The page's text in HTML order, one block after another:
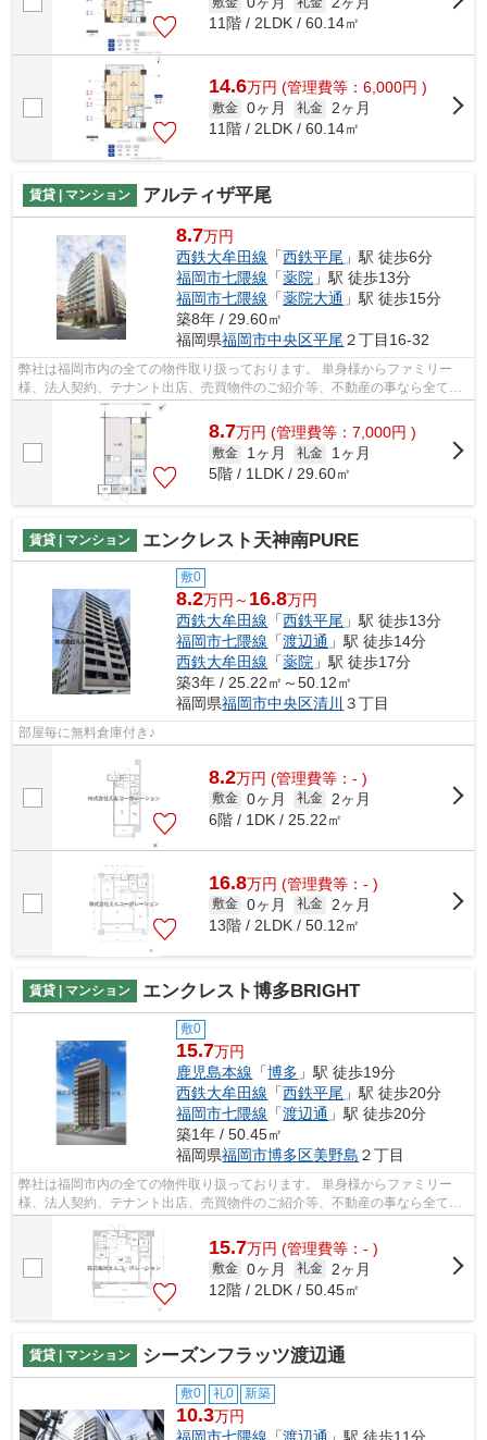
11階 / 2LDK / 60.14㎡
14.6万円 (管理費等：6,000円 )
敷金 0ヶ月 礼金 2ヶ月
11階 / 2LDK / 60.14㎡
賃貸 | マンション アルティザ平尾
8.7万円
西鉄大牟田線 「西鉄平尾 」駅 徒歩6分
福岡市七隈線 「薬院 」駅 徒歩13分
福岡市七隈線 「薬院大通 」駅 徒歩15分
築8年 / 29.60㎡
福岡県福岡市中央区平尾 ２丁目16-32
弊社は福岡市内の全ての物件取り扱っております。 単身様からファミリー
様、法人契約、テナント出店、売買物件のご紹介等、不動産の事なら全てお
任せください！！ 全ての方に満足して...
8.7万円 (管理費等：7,000円 )
敷金 1ヶ月 礼金
1ヶ月
5階 / 1LDK / 29.60㎡
賃貸 | マンション エンクレスト天神南PURE
敷0
8.2万円～ 16.8万円
西鉄大牟田線 「西鉄平尾 」駅 徒歩13分
福岡市七隈線 「渡辺通 」駅 徒歩14分
西鉄大牟田線 「薬院 」駅 徒歩17分
築3年 / 25.22㎡～50.12㎡
福岡県福岡市中央区清川 ３丁目
部屋毎に無料倉庫付き♪
8.2万円 (管理費等：- )
敷金 0ヶ月 礼金
2ヶ月
6階 / 1DK / 25.22㎡
16.8万円 (管理費等：- )
敷金 0ヶ月 礼金
2ヶ月
13階 / 2LDK / 50.12㎡
賃貸 | マンション エンクレスト博多BRIGHT
敷0
15.7万円
鹿児島本線 「博多 」駅 徒歩19分
西鉄大牟田線 「西鉄平尾 」駅 徒歩20分
福岡市七隈線 「渡辺通 」駅 徒歩20分
築1年 / 50.45㎡
福岡県福岡市博多区美野島 ２丁目
弊社は福岡市内の全ての物件取り扱っております。 単身様からファミリー
様、法人契約、テナント出店、売買物件のご紹介等、不動産の事なら全てお
任せください！！ 全ての方に満足して...
15.7万円 (管理費等：- )
敷金 0ヶ月 礼金
2ヶ月
12階 / 2LDK / 50.45㎡
賃貸 | マンション シーズンフラッツ渡辺通
敷0 礼0 新築
10.3万円